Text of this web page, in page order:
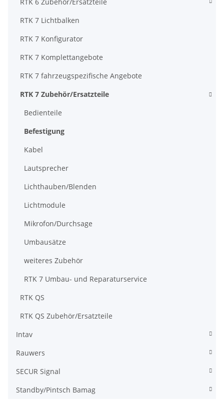
RTK 7 Lichtbalken
RTK 7 Konfigurator
RTK 7 Komplettangebote
RTK 7 fahrzeugspezifische Angebote
RTK 7 Zubehör/Ersatzteile
Bedienteile
Befestigung
Kabel
Lautsprecher
Lichthauben/Blenden
Lichtmodule
Mikrofon/Durchsage
Umbausätze
weiteres Zubehör
RTK 7 Umbau- und Reparaturservice
RTK QS
RTK QS Zubehör/Ersatzteile
Intav
Rauwers
SECUR Signal
Standby/Pintsch Bamag